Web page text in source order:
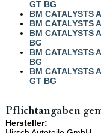
GT BG
BM CATALYSTS
BM CATALYSTS
BM CATALYSTS
BG
BM CATALYSTS
BG
BM CATALYSTS
GT BG
Pflichtangaben
Hersteller: